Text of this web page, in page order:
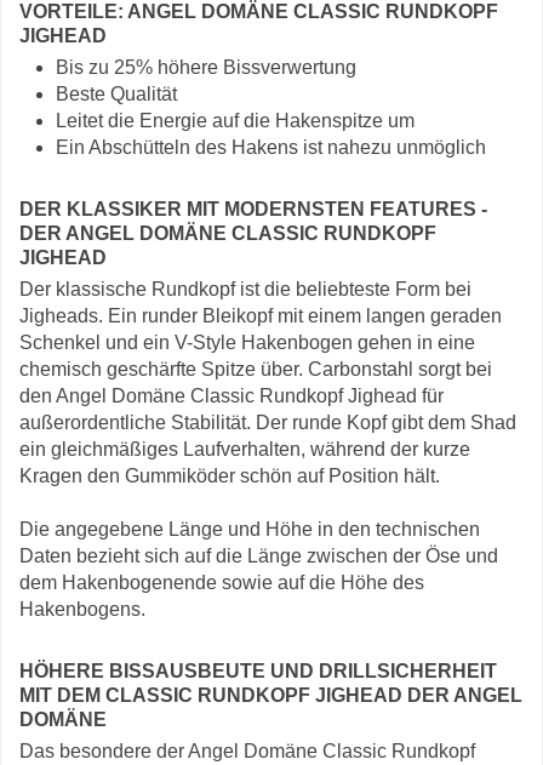
VORTEILE: ANGEL DOMÄNE CLASSIC RUNDKOPF
JIGHEAD
Bis zu 25% höhere Bissverwertung
Beste Qualität
Leitet die Energie auf die Hakenspitze um
Ein Abschütteln des Hakens ist nahezu unmöglich
DER KLASSIKER MIT MODERNSTEN FEATURES -
DER ANGEL DOMÄNE CLASSIC RUNDKOPF
JIGHEAD
Der klassische Rundkopf ist die beliebteste Form bei
Jigheads. Ein runder Bleikopf mit einem langen geraden
Schenkel und ein V-Style Hakenbogen gehen in eine
chemisch geschärfte Spitze über. Carbonstahl sorgt bei
den Angel Domäne Classic Rundkopf Jighead für
außerordentliche Stabilität. Der runde Kopf gibt dem Shad
ein gleichmäßiges Laufverhalten, während der kurze
Kragen den Gummiköder schön auf Position hält.
Die angegebene Länge und Höhe in den technischen
Daten bezieht sich auf die Länge zwischen der Öse und
dem Hakenbogenende sowie auf die Höhe des
Hakenbogens.
HÖHERE BISSAUSBEUTE UND DRILLSICHERHEIT
MIT DEM CLASSIC RUNDKOPF JIGHEAD DER ANGEL
DOMÄNE
Das besondere der Angel Domäne Classic Rundkopf